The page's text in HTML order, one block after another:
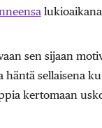
sen sijaan
häntä sellaisena
kertomaan